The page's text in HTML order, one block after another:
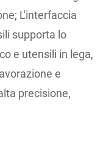
L'interfaccia
supporta lo
e utensili in lega,
e
precisione,